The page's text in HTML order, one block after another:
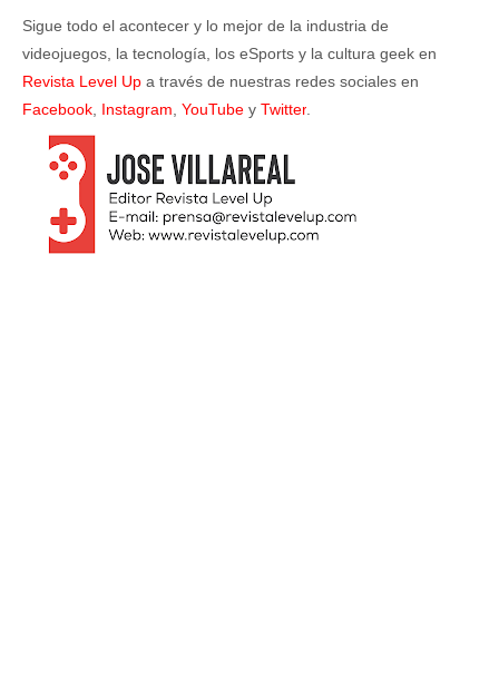
Sigue todo el acontecer y lo mejor de la industria de
videojuegos, la tecnología, los eSports y la cultura geek en
Revista Level Up a través de nuestras redes sociales en
Facebook, Instagram, YouTube y Twitter.